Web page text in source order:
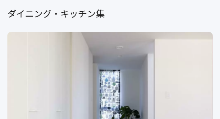
ダイニング・キッチン集